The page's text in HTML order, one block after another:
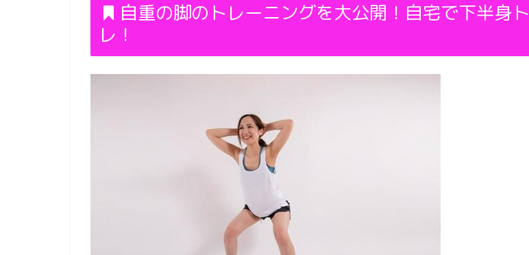
自重の脚のトレーニングを大公開！自宅で下半身ト
レ！